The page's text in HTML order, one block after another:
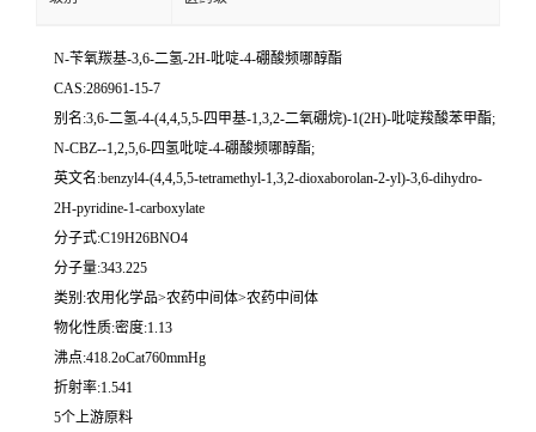
N-苄氧羰基-3,6-二氢-2H-吡啶-4-硼酸频哪醇酯
CAS:286961-15-7
别名:3,6-二氢-4-(4,4,5,5-四甲基-1,3,2-二氧硼烷)-1(2H)-吡啶羧酸苯甲酯;
N-CBZ--1,2,5,6-四氢吡啶-4-硼酸频哪醇酯;
英文名:benzyl4-(4,4,5,5-tetramethyl-1,3,2-dioxaborolan-2-yl)-3,6-dihydro-
2H-pyridine-1-carboxylate
分子式:C19H26BNO4
分子量:343.225
类别:农用化学品>农药中间体>农药中间体
物化性质:密度:1.13
沸点:418.2oCat760mmHg
折射率:1.541
5个上游原料